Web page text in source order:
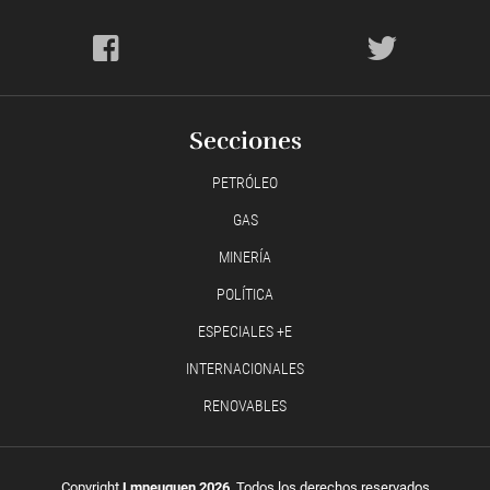
Secciones
PETRÓLEO
GAS
MINERÍA
POLÍTICA
ESPECIALES +E
INTERNACIONALES
RENOVABLES